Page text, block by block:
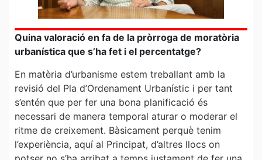
Quina valoració en fa de la pròrroga de moratòria
urbanística que s’ha fet i el percentatge?
En matèria d’urbanisme estem treballant amb la
revisió del Pla d’Ordenament Urbanístic i per tant
s’entén que per fer una bona planificació és
necessari de manera temporal aturar o moderar el
ritme de creixement. Bàsicament perquè tenim
l’experiència, aquí al Principat, d’altres llocs on